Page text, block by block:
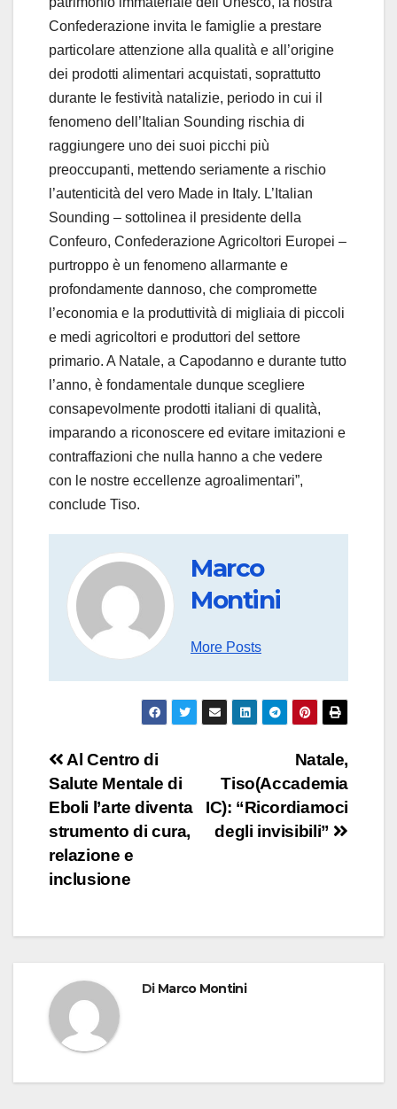
Confederazione invita le famiglie a prestare
particolare attenzione alla qualità e all’origine
dei prodotti alimentari acquistati, soprattutto
durante le festività natalizie, periodo in cui il
fenomeno dell’Italian Sounding rischia di
raggiungere uno dei suoi picchi più
preoccupanti, mettendo seriamente a rischio
l’autenticità del vero Made in Italy. L’Italian
Sounding – sottolinea il presidente della
Confeuro, Confederazione Agricoltori Europei –
purtroppo è un fenomeno allarmante e
profondamente dannoso, che compromette
l’economia e la produttività di migliaia di piccoli
e medi agricoltori e produttori del settore
primario. A Natale, a Capodanno e durante tutto
l’anno, è fondamentale dunque scegliere
consapevolmente prodotti italiani di qualità,
imparando a riconoscere ed evitare imitazioni e
contraffazioni che nulla hanno a che vedere
con le nostre eccellenze agroalimentari”,
conclude Tiso.
Marco
Montini
More Posts
Navigazione
articoli
Natale,
Tiso(Accademia
IC): “Ricordiamoci
degli invisibili”
Al Centro di
Salute Mentale di
Eboli l’arte diventa
strumento di cura,
relazione e
inclusione
Di Marco Montini